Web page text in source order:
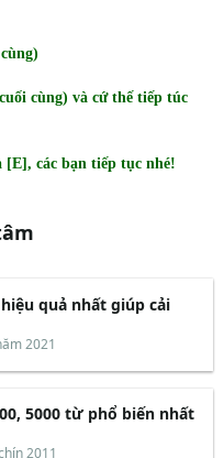
cùng) và cứ thế tiếp túc
[E], các bạn tiếp tục nhé!
quả nhất giúp cải
2021
5000 từ phổ biến nhất
2011